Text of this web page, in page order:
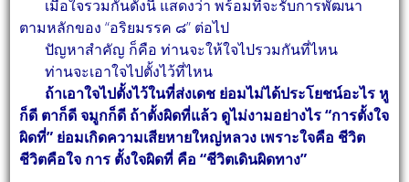
เมื่อใจรวมกันดังนี้ แสดงว่า พร้อมที่จะรับการพัฒนา
ตามหลักของ “อริยมรรค ๘” ต่อไป
ปัญหาสำคัญ ก็คือ ท่านจะให้ใจไปรวมกันที่ไหน
ท่านจะเอาใจไปตั้งไว้ที่ไหน
ถ้าเอาใจไปตั้งไว้ในที่ส่งเดช ย่อมไม่ได้ประโยชน์อะไร หู
ก็ดี ตาก็ดี จมูกก็ดี ถ้าตั้งผิดที่แล้ว ดูไม่งามอย่างไร “การตั้งใจ
ผิดที่” ย่อมเกิดความเสียหายใหญ่หลวง เพราะใจคือ ชีวิต
ชีวิตคือใจ การ ตั้งใจผิดที่ คือ “ชีวิตเดินผิดทาง”